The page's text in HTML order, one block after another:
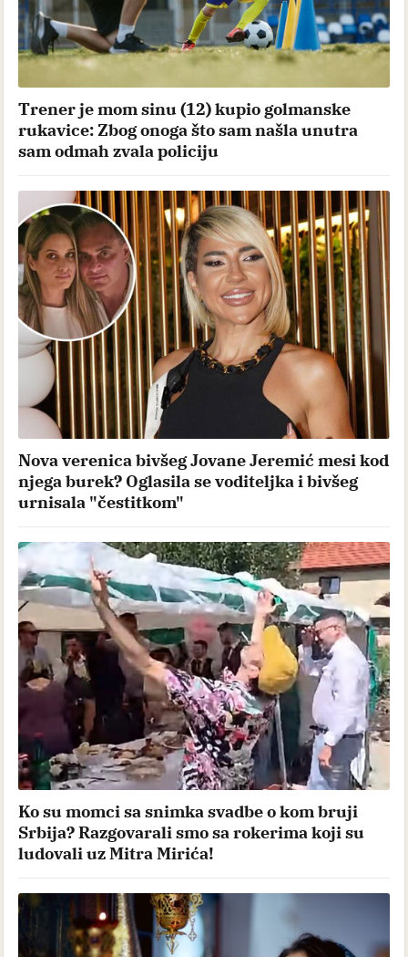
Trener je mom sinu (12) kupio golmanske
rukavice: Zbog onoga što sam našla unutra
sam odmah zvala policiju
Nova verenica bivšeg Jovane Jeremić mesi kod
njega burek? Oglasila se voditeljka i bivšeg
urnisala "čestitkom"
Ko su momci sa snimka svadbe o kom bruji
Srbija? Razgovarali smo sa rokerima koji su
ludovali uz Mitra Mirića!